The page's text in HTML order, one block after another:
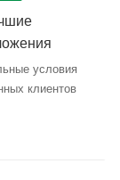
условия
клиентов